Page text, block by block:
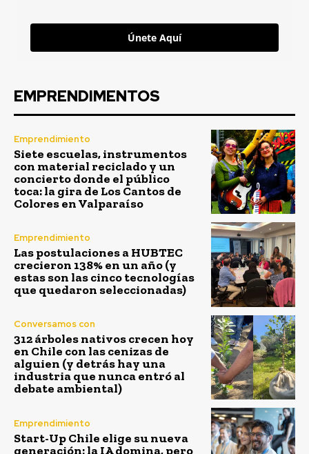
Únete Aquí
EMPRENDIMENTOS
Emprendimiento
Siete escuelas, instrumentos
con material reciclado y un
concierto donde el público
toca: la gira de Los Cantos de
Colores en Valparaíso
Emprendimiento
Las postulaciones a HUBTEC
crecieron 138% en un año (y
estas son las cinco tecnologías
que quedaron seleccionadas)
Conversamos con
312 árboles nativos crecen hoy
en Chile con las cenizas de
alguien (y detrás hay una
industria que nunca entró al
debate ambiental)
Emprendimiento
Start-Up Chile elige su nueva
generación: la IA domina, pero